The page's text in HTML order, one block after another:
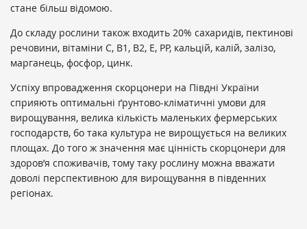
стане більш відомою.
До складу рослини також входить 20% сахаридів, пектинові
речовини, вітаміни С, В1, В2, Е, РР, кальцій, калій, залізо,
марганець, фосфор, цинк.
Успіху впровадження скорцонери на Півдні України
сприяють оптимальні ґрунтово-кліматичні умови для
вирощування, велика кількість маленьких фермерських
господарств, бо така культура не вирощується на великих
площах. До того ж значення має цінність скорцонери для
здоров’я споживачів, тому таку рослину можна вважати
доволі перспективною для вирощування в південних
регіонах.